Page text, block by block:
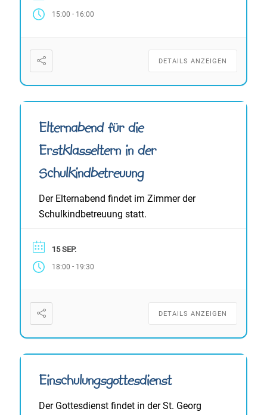
15:00 - 16:00
DETAILS ANZEIGEN
Elternabend für die
Erstklasseltern in der
Schulkindbetreuung
Der Elternabend findet im Zimmer der
Schulkindbetreuung statt.
15 SEP.
18:00 - 19:30
DETAILS ANZEIGEN
Einschulungsgottesdienst
Der Gottesdienst findet in der St. Georg